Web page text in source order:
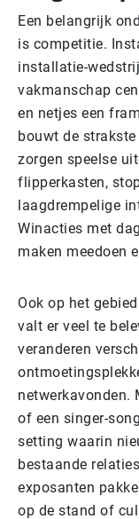
Een belangrijk
is competitie.
installatie-
vakmanschap
en netjes een
bouwt de
zorgen speelse
flipperkasten,
laagdrempelige
Winacties met
maken meedoen
Ook op het
valt er veel te
veranderen
netwerkavonden.
of een singer-
setting waarin
bestaande
exposanten
op de stand of